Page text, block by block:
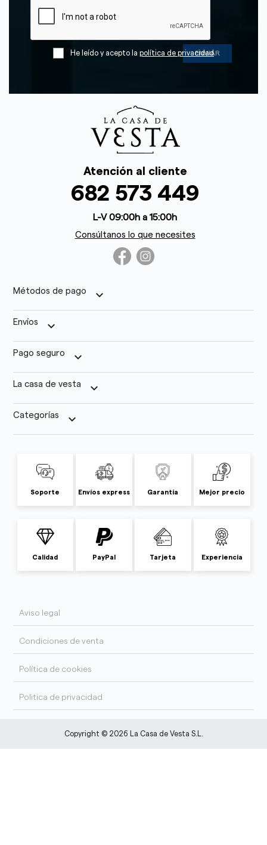
He leído y acepto la política de privacidad
Atención al cliente
682 573 449
L-V 09:00h a 15:00h
Consúltanos lo que necesites
Métodos de pago keyboard_arrow_down
Envíos keyboard_arrow_down
Pago seguro keyboard_arrow_down
La casa de vesta keyboard_arrow_down
Categorías keyboard_arrow_down
Soporte Envíos express Garantía Mejor precio
Calidad PayPal Tarjeta Experiencia
Aviso legal
Condiciones de venta
Política de cookies
Politica de privacidad
Copyright © 2026 La Casa de Vesta S.L.